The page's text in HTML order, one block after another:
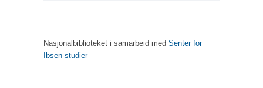
Nasjonalbiblioteket i samarbeid med Senter for
Ibsen-studier